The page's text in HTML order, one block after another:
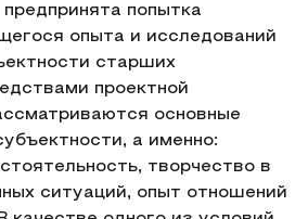
попытка
опыта и исследований
старших
проектной
основные
а именно:
творчество в
ситуаций, опыт отношений